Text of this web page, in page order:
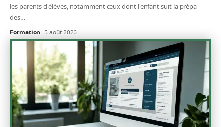
les parents d'élèves, notamment ceux dont l'enfant suit la prépa
des…
Formation 5 août 2026